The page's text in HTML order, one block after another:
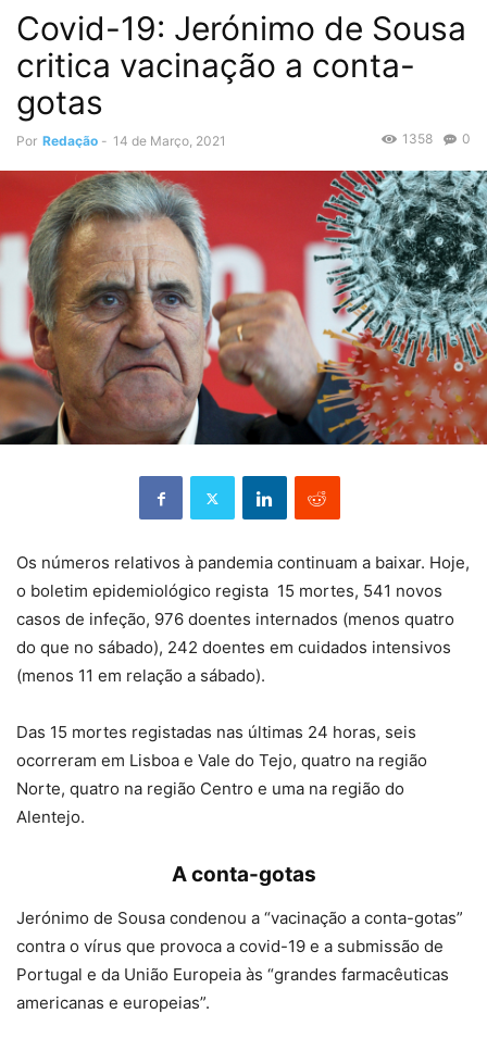
Covid-19: Jerónimo de Sousa
critica vacinação a conta-
gotas
Por Redação - 14 de Março, 2021 0
1358
Os números relativos à pandemia continuam a baixar. Hoje,
o boletim epidemiológico regista 15 mortes, 541 novos
casos de infeção, 976 doentes internados (menos quatro
do que no sábado), 242 doentes em cuidados intensivos
(menos 11 em relação a sábado).
Das 15 mortes registadas nas últimas 24 horas, seis
ocorreram em Lisboa e Vale do Tejo, quatro na região
Norte, quatro na região Centro e uma na região do
Alentejo.
A conta-gotas
Jerónimo de Sousa condenou a “vacinação a conta-gotas”
contra o vírus que provoca a covid-19 e a submissão de
Portugal e da União Europeia às “grandes farmacêuticas
americanas e europeias”.